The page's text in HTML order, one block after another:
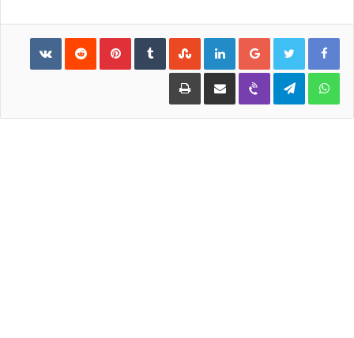
Google+
LinkedIn
StumbleUpon
Tumblr
Pinterest
Reddit
WhatsApp
Telegram
Viber
Share via Email
Print